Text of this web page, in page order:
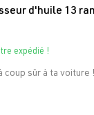
d'huile 13
expédié !
coup sûr à ta voiture !